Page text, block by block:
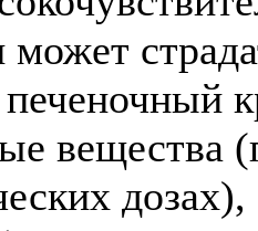
вещества